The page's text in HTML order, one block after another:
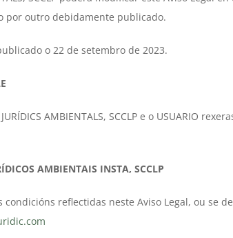
por outro debidamente publicado.
o 22 de setembro de 2023.
AMBIENTALS, SCCLP e o USUARIO
AMBIENTAIS INSTA, SCCLP
reflectidas neste Aviso Legal, ou se